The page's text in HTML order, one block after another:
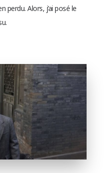
perdu. Alors, j’ai posé le